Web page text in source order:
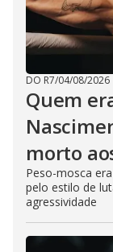
DO R7/04/08/2026
Quem
morto
Peso-mosca
pelo estilo de
agressividade